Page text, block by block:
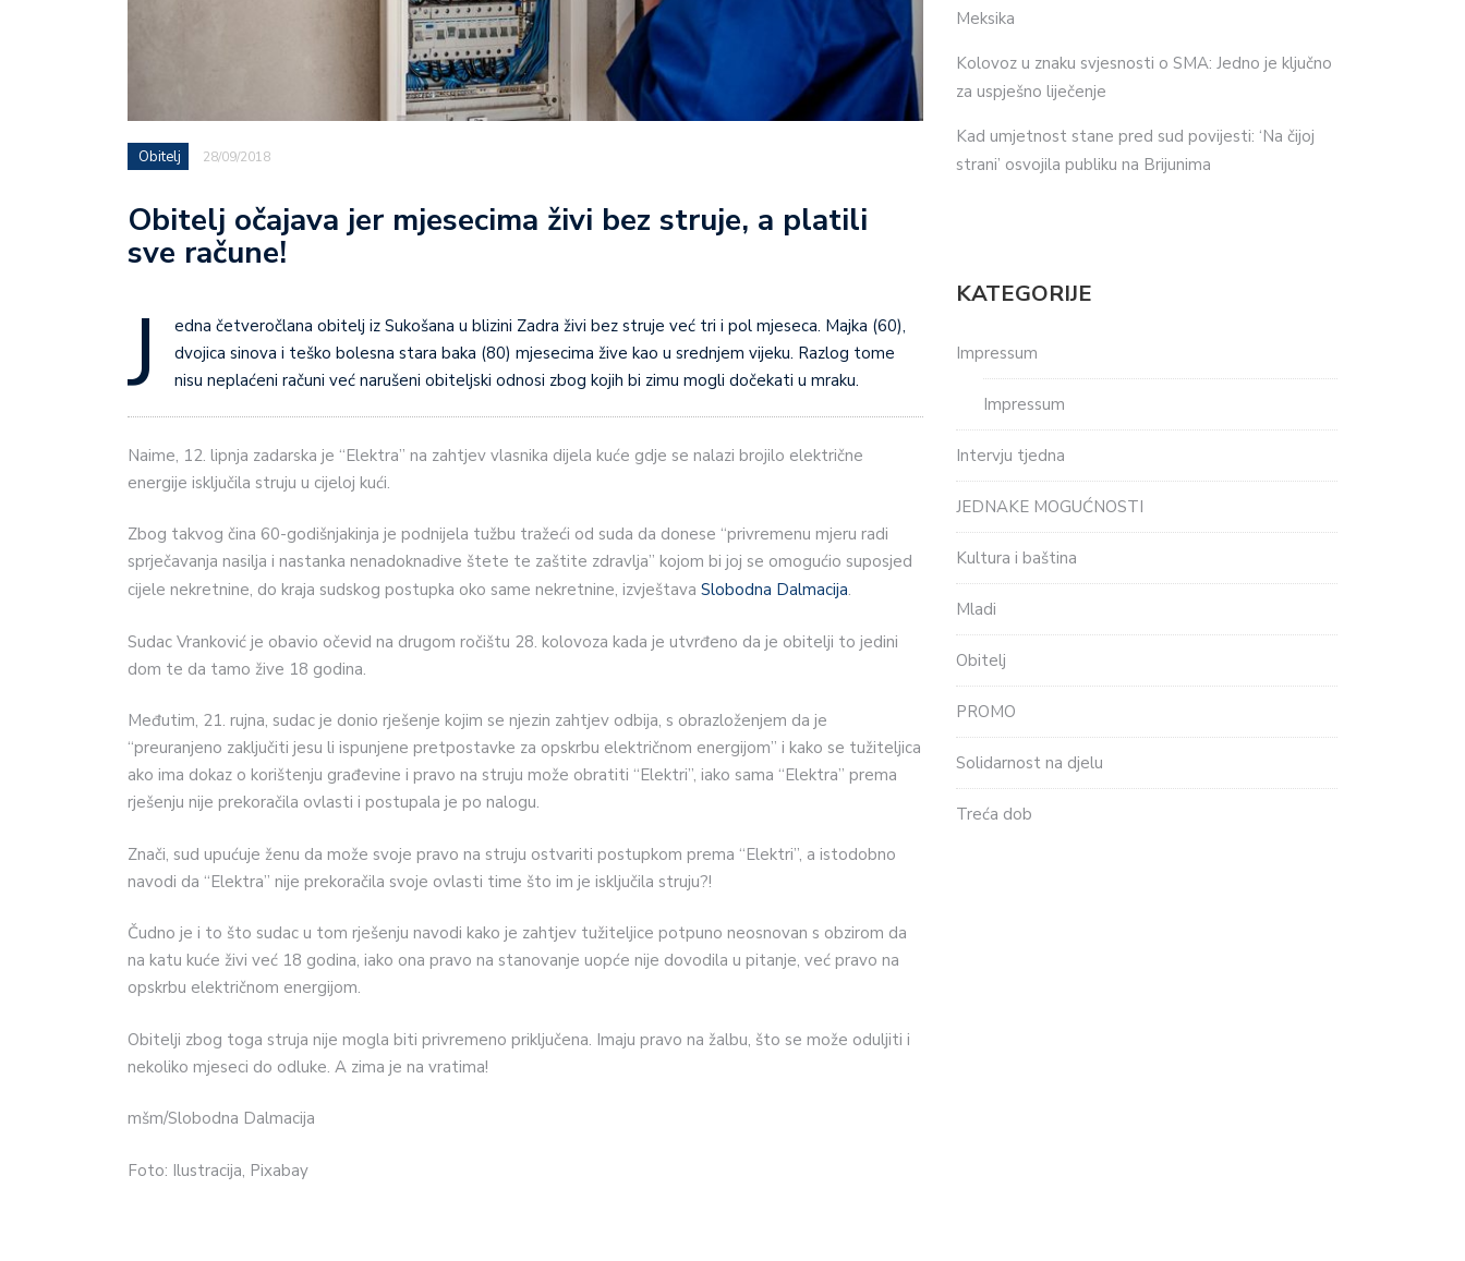
Obitelj 28/09/2018
Obitelj očajava jer mjesecima živi bez struje, a platili
sve račune!
J
edna četveročlana obitelj iz Sukošana u blizini Zadra živi bez struje već tri i pol mjeseca. Majka (60),
dvojica sinova i teško bolesna stara baka (80) mjesecima žive kao u srednjem vijeku. Razlog tome
nisu neplaćeni računi već narušeni obiteljski odnosi zbog kojih bi zimu mogli dočekati u mraku.
Naime, 12. lipnja zadarska je “Elektra” na zahtjev vlasnika dijela kuće gdje se nalazi brojilo električne
energije isključila struju u cijeloj kući.
Zbog takvog čina 60-godišnjakinja je podnijela tužbu tražeći od suda da donese “privremenu mjeru radi
sprječavanja nasilja i nastanka nenadoknadive štete te zaštite zdravlja” kojom bi joj se omogućio suposjed
cijele nekretnine, do kraja sudskog postupka oko same nekretnine, izvještava Slobodna Dalmacija.
Sudac Vranković je obavio očevid na drugom ročištu 28. kolovoza kada je utvrđeno da je obitelji to jedini
dom te da tamo žive 18 godina.
Međutim, 21. rujna, sudac je donio rješenje kojim se njezin zahtjev odbija, s obrazloženjem da je
“preuranjeno zaključiti jesu li ispunjene pretpostavke za opskrbu električnom energijom” i kako se tužiteljica
ako ima dokaz o korištenju građevine i pravo na struju može obratiti “Elektri”, iako sama “Elektra” prema
rješenju nije prekoračila ovlasti i postupala je po nalogu.
Znači, sud upućuje ženu da može svoje pravo na struju ostvariti postupkom prema “Elektri”, a istodobno
navodi da “Elektra” nije prekoračila svoje ovlasti time što im je isključila struju?!
Čudno je i to što sudac u tom rješenju navodi kako je zahtjev tužiteljice potpuno neosnovan s obzirom da
na katu kuće živi već 18 godina, iako ona pravo na stanovanje uopće nije dovodila u pitanje, već pravo na
opskrbu električnom energijom.
Obitelji zbog toga struja nije mogla biti privremeno priključena. Imaju pravo na žalbu, što se može oduljiti i
nekoliko mjeseci do odluke. A zima je na vratima!
mšm/Slobodna Dalmacija
Foto: Ilustracija, Pixabay
Meksika
Kolovoz u znaku svjesnosti o SMA: Jedno je ključno
za uspješno liječenje
Kad umjetnost stane pred sud povijesti: ‘Na čijoj
strani’ osvojila publiku na Brijunima
KATEGORIJE
Impressum
Impressum
Intervju tjedna
JEDNAKE MOGUĆNOSTI
Kultura i baština
Mladi
Obitelj
PROMO
Solidarnost na djelu
Treća dob